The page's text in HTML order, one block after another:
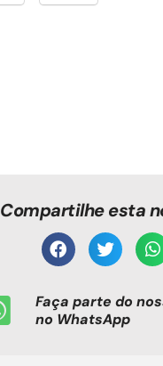
Compartilhe esta
Faça parte do
no WhatsApp